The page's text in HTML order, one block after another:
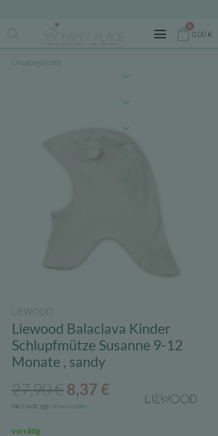
0
0,00€
Uncategorized
LIEWOOD
Liewood Balaclava Kinder
Schlupfmütze Susanne 9-12
Monate , sandy
27,90€Ursprünglicher
Preis
8,37 €
inkl. MwSt. zzgl. Versandkosten
vorrätig